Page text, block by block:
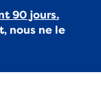
90 jours.
nous ne le